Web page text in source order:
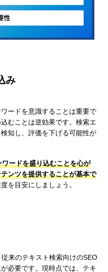
み
ードを意識することは重要で
むことは逆効果です。検索エ
知し、評価を下げる可能性が
ードを盛り込むことを心が
ンツを提供することが基本で
を目安にしましょう。
来のテキスト検索向けのSEO
必要です。現時点では、テキ